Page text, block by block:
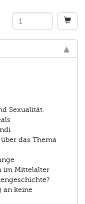
Sexualität.
das Thema
im Mittelalter
an keine